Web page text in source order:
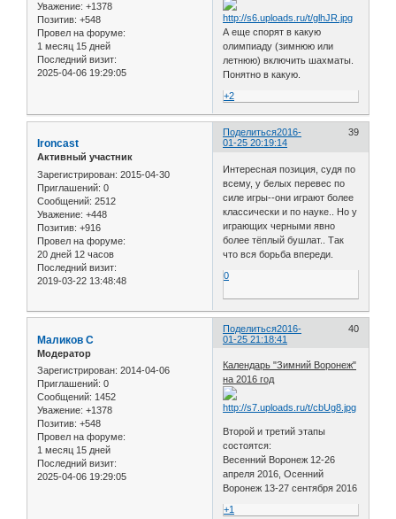
Уважение: +1378
Позитив: +548
Провел на форуме:
1 месяц 15 дней
Последний визит:
2025-04-06 19:29:05
А еще спорят в какую
олимпиаду (зимнюю или
летнюю) включить шахматы.
Понятно в какую.
+2
Поделиться 39
2016-
01-25 20:19:14
Ironcast
Активный участник
Зарегистрирован: 2015-04-30
Приглашений: 0
Сообщений: 2512
Уважение: +448
Позитив: +916
Провел на форуме:
20 дней 12 часов
Последний визит:
2019-03-22 13:48:48
Интересная позиция, судя по
всему, у белых перевес по
силе игры--они играют более
классически и по науке.. Но у
играющих черными явно
более тёплый бушлат.. Так
что вся борьба впереди.
0
Поделиться 40
2016-
01-25 21:18:41
Маликов С
Модератор
Зарегистрирован: 2014-04-06
Приглашений: 0
Сообщений: 1452
Уважение: +1378
Позитив: +548
Провел на форуме:
1 месяц 15 дней
Последний визит:
2025-04-06 19:29:05
Календарь "Зимний Воронеж"
на 2016 год
Второй и третий этапы
состоятся:
Весенний Воронеж 12-26
апреля 2016, Осенний
Воронеж 13-27 сентября 2016
+1